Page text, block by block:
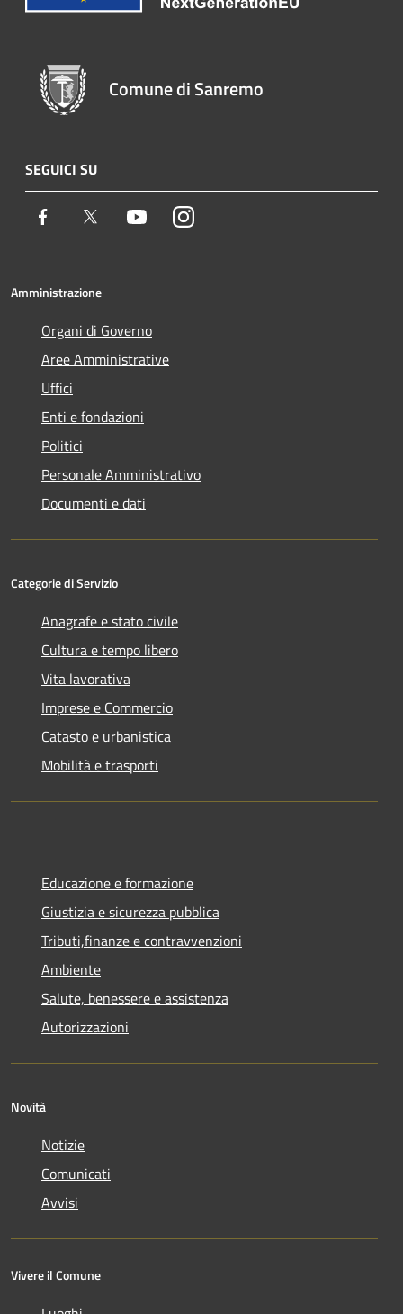
Comune di Sanremo
SEGUICI SU
Facebook Twitter YoutubeInstagram
Amministrazione
Organi di Governo
Aree Amministrative
Uffici
Enti e fondazioni
Politici
Personale Amministrativo
Documenti e dati
Categorie di Servizio
Anagrafe e stato civile
Cultura e tempo libero
Vita lavorativa
Imprese e Commercio
Catasto e urbanistica
Mobilità e trasporti
Educazione e formazione
Giustizia e sicurezza pubblica
Tributi,finanze e contravvenzioni
Ambiente
Salute, benessere e assistenza
Autorizzazioni
Novità
Notizie
Comunicati
Avvisi
Vivere il Comune